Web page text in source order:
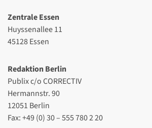
Zentrale Essen
Huyssenallee 11
45128 Essen
Redaktion Berlin
Publix c/o CORRECTIV
Hermannstr. 90
12051 Berlin
Fax: +49 (0) 30 – 555 780 2 20